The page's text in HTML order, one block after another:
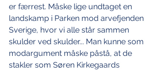
er færrest. Måske lige undtaget en
landskamp i Parken mod arvefjenden
Sverige, hvor vi alle står sammen
skulder ved skulder... Man kunne som
modargument måske påstå, at de
stakler som Søren Kirkegaards